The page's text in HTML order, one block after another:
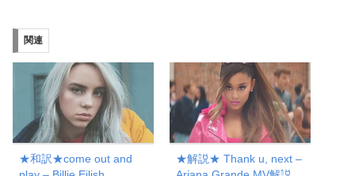
関連
★和訳★come out and
★解説★ Thank u, next –